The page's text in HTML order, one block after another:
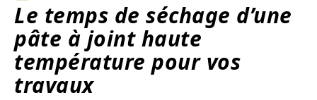
Le temps de séchage d’une
pâte à joint haute
température pour vos
travaux